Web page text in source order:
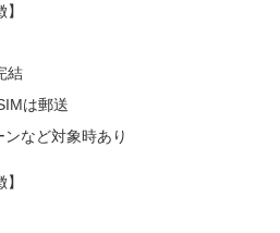
結
は郵送
など対象時あり